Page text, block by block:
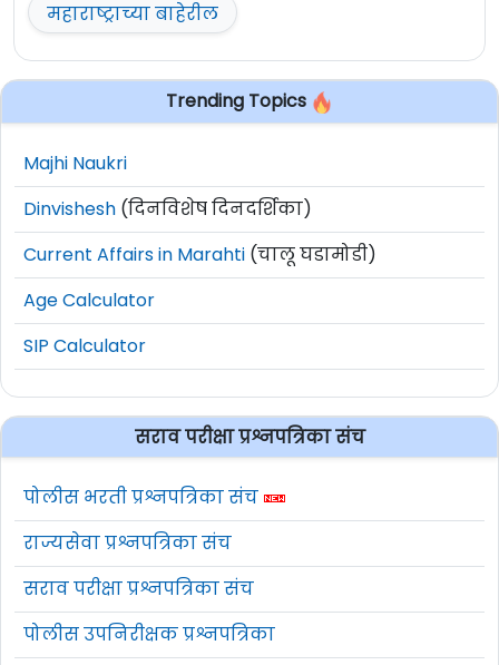
महाराष्ट्राच्या बाहेरील
Trending Topics
Majhi Naukri
Dinvishesh (दिनविशेष दिनदर्शिका)
Current Affairs in Marahti (चालू घडामोडी)
Age Calculator
SIP Calculator
सराव परीक्षा प्रश्नपत्रिका संच
पोलीस भरती प्रश्नपत्रिका संच
राज्यसेवा प्रश्नपत्रिका संच
सराव परीक्षा प्रश्नपत्रिका संच
पोलीस उपनिरीक्षक प्रश्नपत्रिका